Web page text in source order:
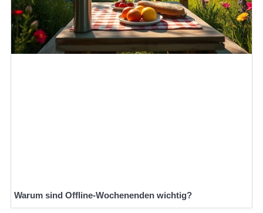
Warum sind Offline-Wochenenden wichtig?